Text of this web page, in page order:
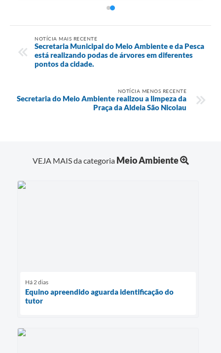
NOTÍCIA MAIS RECENTE
Secretaria Municipal do Meio Ambiente e da Pesca
está realizando podas de árvores em diferentes
pontos da cidade.
NOTÍCIA MENOS RECENTE
Secretaria do Meio Ambiente realizou a limpeza da
Praça da Aldeia São Nicolau
VEJA MAIS da categoria Meio Ambiente
Há 2 dias
Equino apreendido aguarda identificação do
tutor